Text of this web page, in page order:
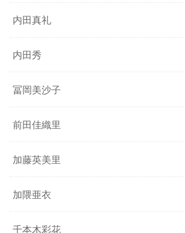
内田真礼
内田秀
冨岡美沙子
前田佳織里
加藤英美里
加隈亜衣
千本木彩花